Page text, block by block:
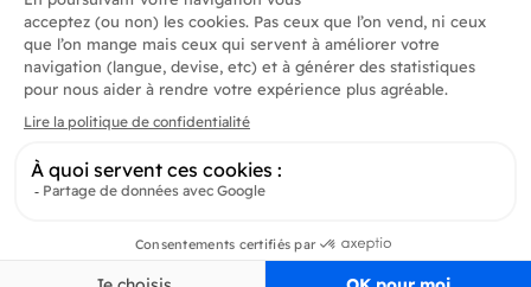
Produits
En savoir plus